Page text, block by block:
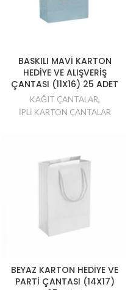
BASKILI MAVİ KARTON
HEDİYE VE ALIŞVERİŞ
ÇANTASI (11X16) 25 ADET
KAĞIT ÇANTALAR,
İPLİ KARTON ÇANTALAR
BEYAZ KARTON HEDİYE VE
PARTİ ÇANTASI (14X17)